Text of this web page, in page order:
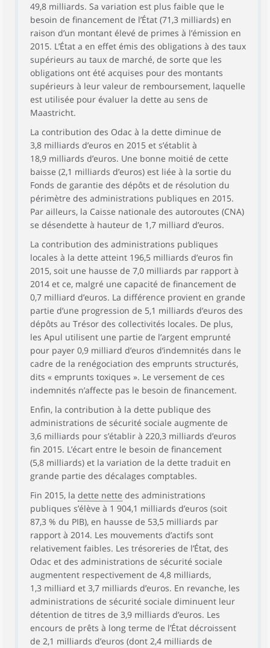
49,8 milliards. Sa variation est plus faible que le
besoin de financement de l’État (71,3 milliards) en
raison d’un montant élevé de primes à l’émission en
2015. L’État a en effet émis des obligations à des taux
supérieurs au taux de marché, de sorte que les
obligations ont été acquises pour des montants
supérieurs à leur valeur de remboursement, laquelle
est utilisée pour évaluer la dette au sens de
Maastricht.
La contribution des Odac à la dette diminue de
3,8 milliards d’euros en 2015 et s’établit à
18,9 milliards d’euros. Une bonne moitié de cette
baisse (2,1 milliards d’euros) est liée à la sortie du
Fonds de garantie des dépôts et de résolution du
périmètre des administrations publiques en 2015.
Par ailleurs, la Caisse nationale des autoroutes (CNA)
se désendette à hauteur de 1,7 milliard d’euros.
La contribution des administrations publiques
locales à la dette atteint 196,5 milliards d’euros fin
2015, soit une hausse de 7,0 milliards par rapport à
2014 et ce, malgré une capacité de financement de
0,7 milliard d’euros. La différence provient en grande
partie d’une progression de 5,1 milliards d’euros des
dépôts au Trésor des collectivités locales. De plus,
les Apul utilisent une partie de l’argent emprunté
pour payer 0,9 milliard d’euros d’indemnités dans le
cadre de la renégociation des emprunts structurés,
dits « emprunts toxiques ». Le versement de ces
indemnités n’affecte pas le besoin de financement.
Enfin, la contribution à la dette publique des
administrations de sécurité sociale augmente de
3,6 milliards pour s’établir à 220,3 milliards d’euros
fin 2015. L’écart entre le besoin de financement
(5,8 milliards) et la variation de la dette traduit en
grande partie des décalages comptables.
Fin 2015, la dette nette des administrations
publiques s’élève à 1 904,1 milliards d’euros (soit
87,3 % du PIB), en hausse de 53,5 milliards par
rapport à 2014. Les mouvements d’actifs sont
relativement faibles. Les trésoreries de l’État, des
Odac et des administrations de sécurité sociale
augmentent respectivement de 4,8 milliards,
1,3 milliard et 3,7 milliards d’euros. En revanche, les
administrations de sécurité sociale diminuent leur
détention de titres de 3,9 milliards d’euros. Les
encours de prêts à long terme de l’État décroissent
de 2,1 milliards d’euros (dont 2,4 milliards de